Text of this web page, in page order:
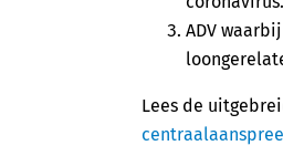
ADV
Lees de